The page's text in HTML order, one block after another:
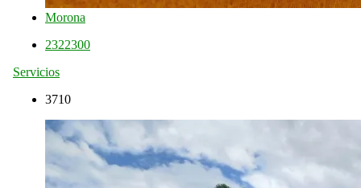
Morona
2322300
Servicios
3710